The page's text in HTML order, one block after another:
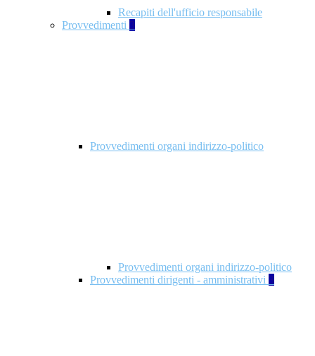
Recapiti dell'ufficio responsabile
Provvedimenti 3
Provvedimenti organi indirizzo-politico
Provvedimenti organi indirizzo-politico
Provvedimenti dirigenti - amministrativi 3